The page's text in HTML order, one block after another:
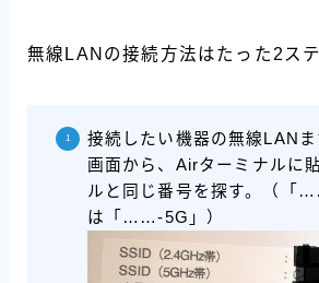
無線LANの接続方法はたった2ステ
接続したい機器の無線LAN
画面から、Airターミナルに
ルと同じ番号を探す。（「
は「……-5G」）